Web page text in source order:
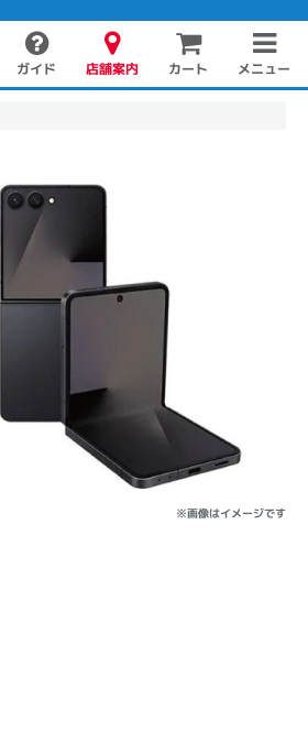
ガイド 店舗案内 カート メニュー
※画像はイメージです